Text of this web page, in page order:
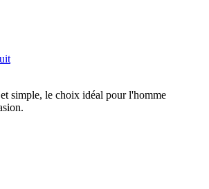
simple, le choix idéal pour l'homme